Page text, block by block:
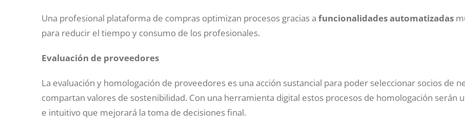
Una profesional plataforma de compras optimizan procesos gracias a funcionalidades automatizadas
para reducir el tiempo y consumo de los profesionales.
Evaluación de proveedores
La evaluación y homologación de proveedores es una acción sustancial para poder seleccionar socios de
compartan valores de sostenibilidad. Con una herramienta digital estos procesos de homologación serán
e intuitivo que mejorará la toma de decisiones final.